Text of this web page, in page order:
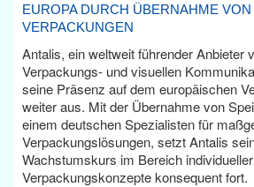
EUROPA DURCH ÜBERNAHME VON
VERPACKUNGEN
Antalis, ein weltweit führender Anbieter
Verpackungs- und visuellen
seine Präsenz auf dem europäischen
weiter aus. Mit der Übernahme von
einem deutschen Spezialisten für
Verpackungslösungen, setzt Antalis
Wachstumskurs im Bereich individueller
Verpackungskonzepte konsequent fort.